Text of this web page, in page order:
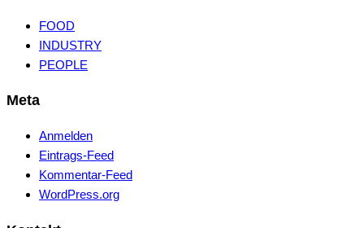
FOOD
INDUSTRY
PEOPLE
Meta
Anmelden
Eintrags-Feed
Kommentar-Feed
WordPress.org